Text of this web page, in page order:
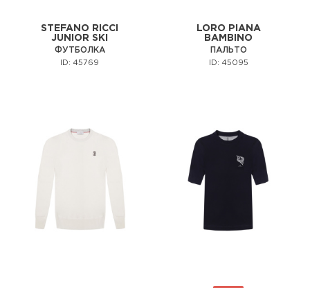
STEFANO RICCI
JUNIOR SKI
ФУТБОЛКА
ID: 45769
LORO PIANA
BAMBINO
ПАЛЬТО
ID: 45095